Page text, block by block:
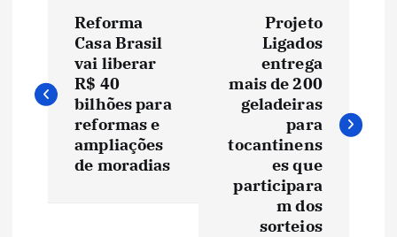
v
Reforma
Casa Brasil
vai liberar
R$ 40
bilhões para
reformas e
ampliações
de moradias
Projeto
Ligados
entrega
mais de 200
geladeiras
para
tocantinens
es que
participara
m dos
sorteios